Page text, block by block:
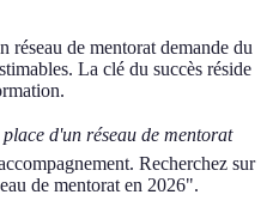
réseau de mentorat demande du
La clé du succès réside
place d'un réseau de mentorat
Recherchez sur
de mentorat en 2026".